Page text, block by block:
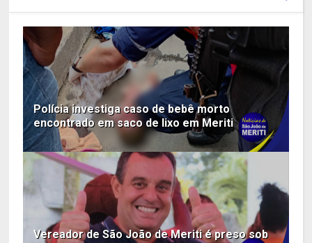
Polícia investiga caso de bebê morto
encontrado em saco de lixo em Meriti
Vereador de São João de Meriti é preso sob